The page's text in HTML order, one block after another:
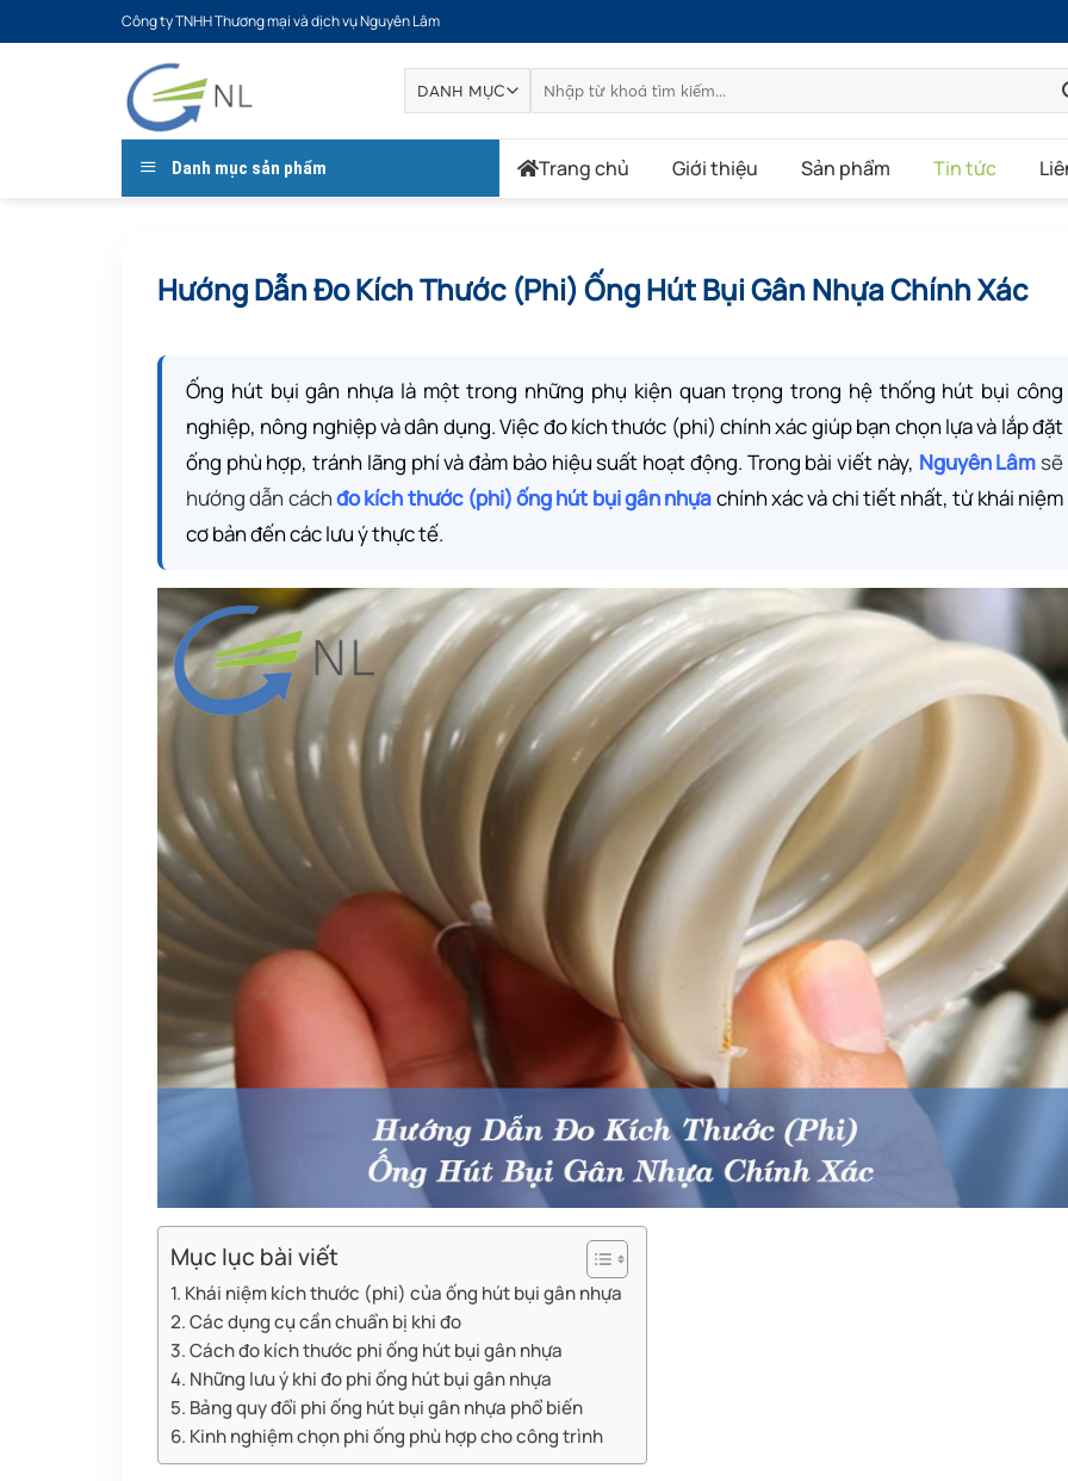
qua
Công ty TNHH Thương mại và dịch vụ Nguyên Lâm
kiếm:
Danh mục sản phẩm Trang chủ Giới thiệu Sản phẩm Tin tức
Hướng Dẫn Đo Kích Thước (Phi) Ống Hút Bụi Gân Nhựa Chính Xác
Ống hút bụi gân nhựa là một trong những phụ kiện quan trọng trong hệ thống hút bụi công
nghiệp, nông nghiệp và dân dụng. Việc đo kích thước (phi) chính xác giúp bạn chọn lựa và lắp đặt
ống phù hợp, tránh lãng phí và đảm bảo hiệu suất hoạt động. Trong bài viết này, Nguyên Lâm sẽ
hướng dẫn cáchđo kích thước (phi) ống hút bụi gân nhựachính xác và chi tiết nhất, từ khái niệm
cơ bản đến các lưu ý thực tế.
Mục lục bài viết
1. Khái niệm kích thước (phi) của ống hút bụi gân nhựa
2. Các dụng cụ cần chuẩn bị khi đo
3. Cách đo kích thước phi ống hút bụi gân nhựa
4. Những lưu ý khi đo phi ống hút bụi gân nhựa
5. Bảng quy đổi phi ống hút bụi gân nhựa phổ biến
6. Kinh nghiệm chọn phi ống phù hợp cho công trình